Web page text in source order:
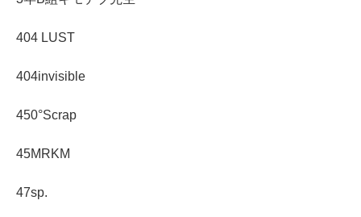
404 LUST
404invisible
450°Scrap
45MRKM
47sp.